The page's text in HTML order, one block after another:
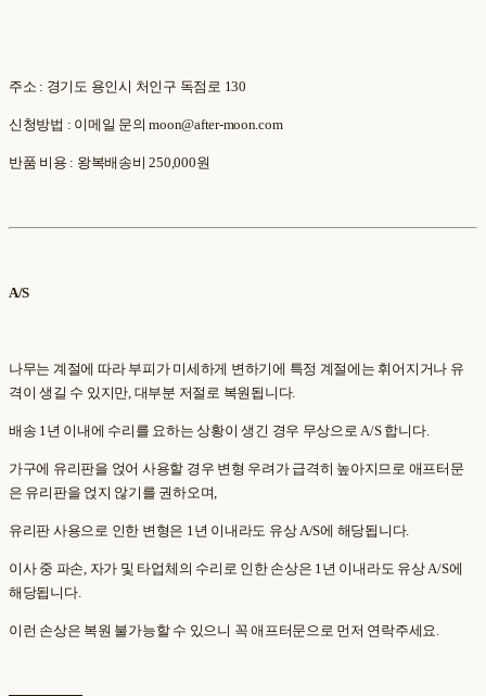
주소 : 경기도 용인시 처인구 독점로 130
신청방법 : 이메일 문의 moon@after-moon.com
반품 비용 : 왕복배송비 250,000원
A/S
나무는 계절에 따라 부피가 미세하게 변하기에 특정 계절에는 휘어지거나 유
격이 생길 수 있지만, 대부분 저절로 복원됩니다.
배송 1년 이내에 수리를 요하는 상황이 생긴 경우 무상으로 A/S 합니다.
가구에 유리판을 얹어 사용할 경우 변형 우려가 급격히 높아지므로 애프터문
은 유리판을 얹지 않기를 권하오며,
유리판 사용으로 인한 변형은 1년 이내라도 유상 A/S에 해당됩니다.
이사 중 파손, 자가 및 타업체의 수리로 인한 손상은 1년 이내라도 유상 A/S에
해당됩니다.
이런 손상은 복원 불가능할 수 있으니 꼭 애프터문으로 먼저 연락주세요.